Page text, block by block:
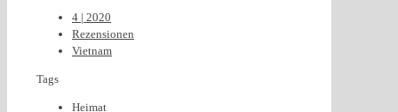
4 | 2020
Rezensionen
Vietnam
Tags
Heimat